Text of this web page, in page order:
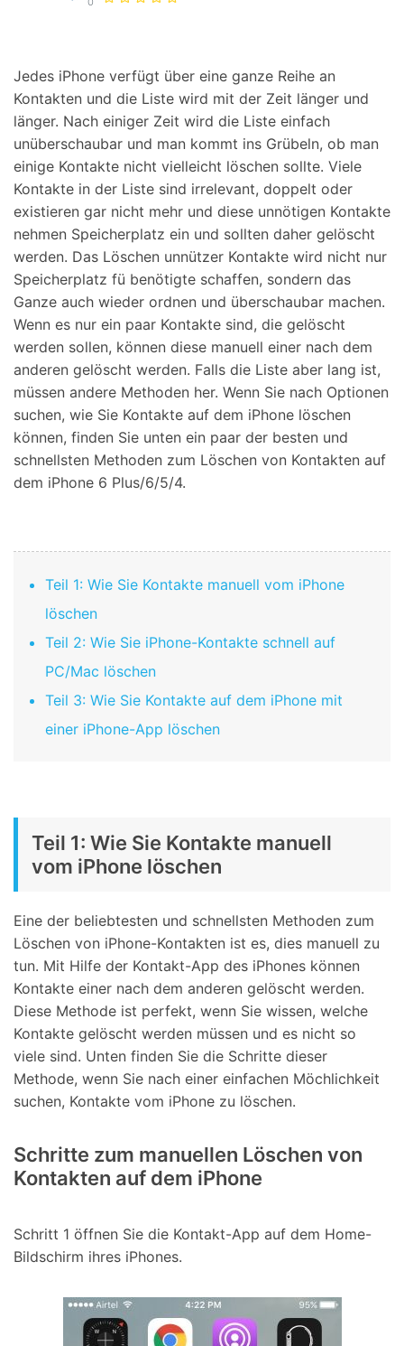
Jedes iPhone verfügt über eine ganze Reihe an
Kontakten und die Liste wird mit der Zeit länger und
länger. Nach einiger Zeit wird die Liste einfach
unüberschaubar und man kommt ins Grübeln, ob man
einige Kontakte nicht vielleicht löschen sollte. Viele
Kontakte in der Liste sind irrelevant, doppelt oder
existieren gar nicht mehr und diese unnötigen Kontakte
nehmen Speicherplatz ein und sollten daher gelöscht
werden. Das Löschen unnützer Kontakte wird nicht nur
Speicherplatz fü benötigte schaffen, sondern das
Ganze auch wieder ordnen und überschaubar machen.
Wenn es nur ein paar Kontakte sind, die gelöscht
werden sollen, können diese manuell einer nach dem
anderen gelöscht werden. Falls die Liste aber lang ist,
müssen andere Methoden her. Wenn Sie nach Optionen
suchen, wie Sie Kontakte auf dem iPhone löschen
können, finden Sie unten ein paar der besten und
schnellsten Methoden zum Löschen von Kontakten auf
dem iPhone 6 Plus/6/5/4.
Teil 1: Wie Sie Kontakte manuell vom iPhone
löschen
Teil 2: Wie Sie iPhone-Kontakte schnell auf
PC/Mac löschen
Teil 3: Wie Sie Kontakte auf dem iPhone mit
einer iPhone-App löschen
Teil 1: Wie Sie Kontakte manuell
vom iPhone löschen
Eine der beliebtesten und schnellsten Methoden zum
Löschen von iPhone-Kontakten ist es, dies manuell zu
tun. Mit Hilfe der Kontakt-App des iPhones können
Kontakte einer nach dem anderen gelöscht werden.
Diese Methode ist perfekt, wenn Sie wissen, welche
Kontakte gelöscht werden müssen und es nicht so
viele sind. Unten finden Sie die Schritte dieser
Methode, wenn Sie nach einer einfachen Möchlichkeit
suchen, Kontakte vom iPhone zu löschen.
Schritte zum manuellen Löschen von
Kontakten auf dem iPhone
Schritt 1 öffnen Sie die Kontakt-App auf dem Home-
Bildschirm ihres iPhones.